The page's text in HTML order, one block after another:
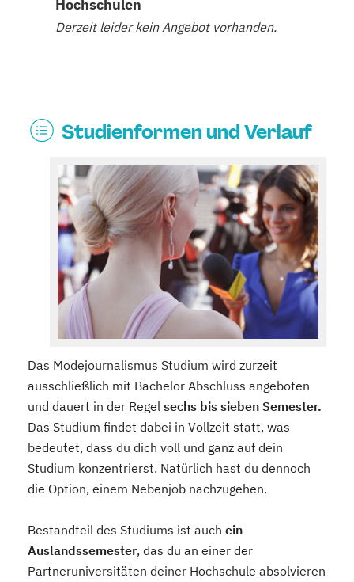
Hochschulen
Derzeit leider kein Angebot vorhanden.
Studienformen und Verlauf
Das Modejournalismus Studium wird zurzeit
ausschließlich mit Bachelor Abschluss angeboten
und dauert in der Regel sechs bis sieben Semester.
Das Studium findet dabei in Vollzeit statt, was
bedeutet, dass du dich voll und ganz auf dein
Studium konzentrierst. Natürlich hast du dennoch
die Option, einem Nebenjob nachzugehen.
Bestandteil des Studiums ist auch ein
Auslandssemester, das du an einer der
Partneruniversitäten deiner Hochschule absolvieren